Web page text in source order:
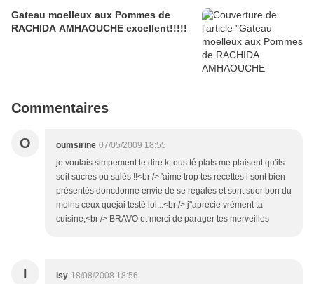
Gateau moelleux aux Pommes de
RACHIDA AMHAOUCHE excellent!!!!!
Commentaires
O oumsirine 07/05/2009 18:55
je voulais simpement te dire k tous té plats me plaisent qu'ils
soit sucrés ou salés !!<br /> 'aime trop tes recettes i sont bien
présentés doncdonne envie de se régalés et sont suer bon du
moins ceux quejai testé lol...<br /> j"aprécie vrément ta
cuisine,<br /> BRAVO et merci de parager tes merveilles
I isy 18/08/2008 18:56